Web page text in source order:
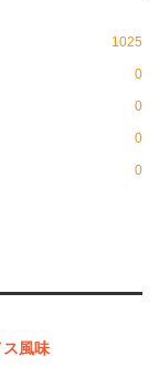
1025
0
0
0
0
風味